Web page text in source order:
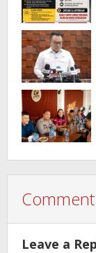
Comment
Leave a